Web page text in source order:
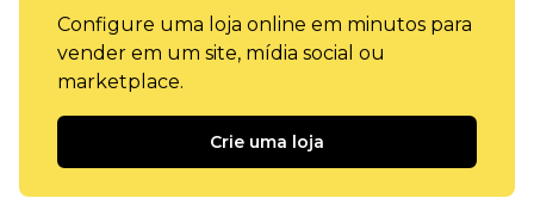
Configure uma loja online em minutos para
vender em um site, mídia social ou
marketplace.
Crie uma loja